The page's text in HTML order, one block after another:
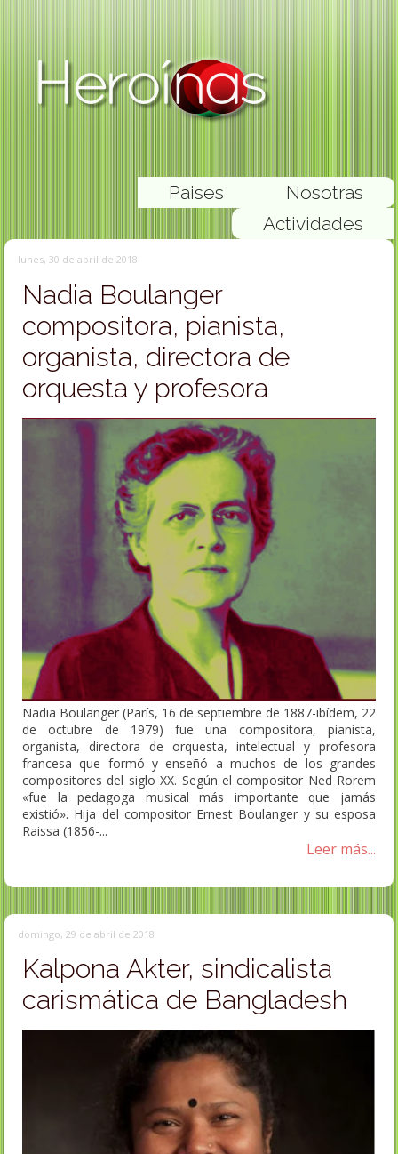
Nosotras
Paises
Actividades
lunes, 30 de abril de 2018
Nadia Boulanger
compositora, pianista,
organista, directora de
orquesta y profesora
Nadia Boulanger (París, 16 de septiembre de 1887-ibídem, 22
de octubre de 1979) fue una compositora, pianista,
organista, directora de orquesta, intelectual y profesora
francesa que formó y enseñó a muchos de los grandes
compositores del siglo XX. Según el compositor Ned Rorem
«fue la pedagoga musical más importante que jamás
existió». Hija del compositor Ernest Boulanger y su esposa
Raissa (1856-...
Leer más...
domingo, 29 de abril de 2018
Kalpona Akter, sindicalista
carismática de Bangladesh